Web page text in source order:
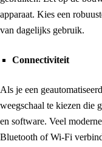
apparaat. Kies een
van dagelijks gebruik.
Connectiviteit
Als je een
weegschaal te kiezen die
en software. Veel
Bluetooth of Wi-Fi